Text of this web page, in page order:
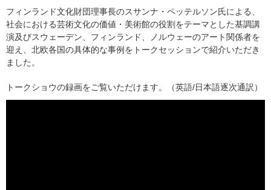
フィンランド文化財団理事長のスサンナ・ペッテルソン氏による、
社会における芸術文化の価値・美術館の役割をテーマとした基調講
演及びスウェーデン、フィンランド、ノルウェーのアート関係者を
迎え、北欧各国の具体的な事例をトークセッションで紹介いただき
ました。
トークショウの録画をご覧いただけます。（英語/日本語逐次通訳）